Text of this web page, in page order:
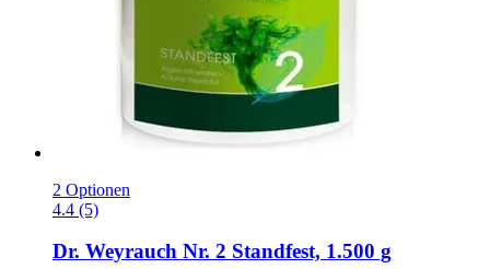
2 Optionen
4.4 (5)
Dr. Weyrauch Nr. 2 Standfest, 1.500 g